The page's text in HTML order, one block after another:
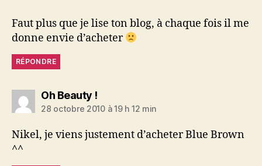
Faut plus que je lise ton blog, à chaque fois il me
donne envie d’acheter
RÉPONDRE
Oh Beauty !dit :
28 octobre 2010 à 19 h 12 min
Nikel, je viens justement d’acheter Blue Brown
^^